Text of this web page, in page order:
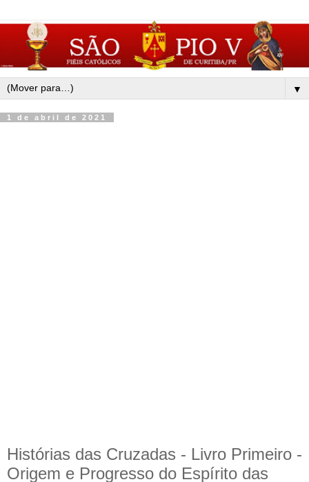
▼
1 de abril de 2021
Histórias das Cruzadas - Livro Primeiro -
Origem e Progresso do Espírito das